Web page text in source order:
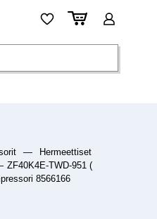
—
Hermeettiset
ZF40K4E-TWD-951 (
8566166